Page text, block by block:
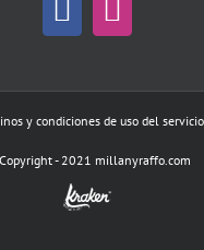
y condiciones de uso del servicio
- 2021 millanyraffo.com